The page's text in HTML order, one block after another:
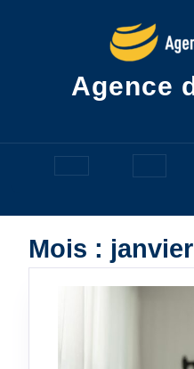
Agence
Open
Button
Mois :